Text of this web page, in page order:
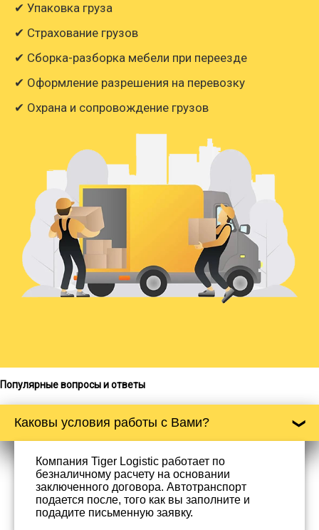
✔ Упаковка груза
✔ Страхование грузов
✔ Сборка-разборка мебели при переезде
✔ Оформление разрешения на перевозку
✔ Охрана и сопровождение грузов
Популярные вопросы и ответы
Каковы условия работы с Вами?
Компания Tiger Logistic работает по
безналичному расчету на основании
заключенного договора. Автотранспорт
подается после, того как вы заполните и
подадите письменную заявку.